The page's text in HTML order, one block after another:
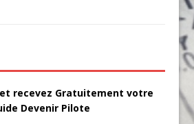
recevez Gratuitement votre
Devenir Pilote